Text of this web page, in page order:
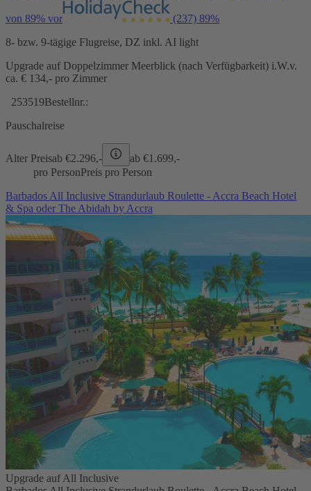
von 89% vor (237) 89%
8- bzw. 9-tägige Flugreise, DZ inkl. AI light
Upgrade auf Doppelzimmer Meerblick (nach Verfügbarkeit) i.W.v.
ca. € 134,- pro Zimmer
253519Bestellnr.:
Pauschalreise
Alter Preisab €2.296,- ab €1.699,-
pro PersonPreis pro Person
Barbados All Inclusive Strandurlaub Roulette - Accra Beach Hotel
& Spa oder The Abidah by Accra
Upgrade auf All Inclusive